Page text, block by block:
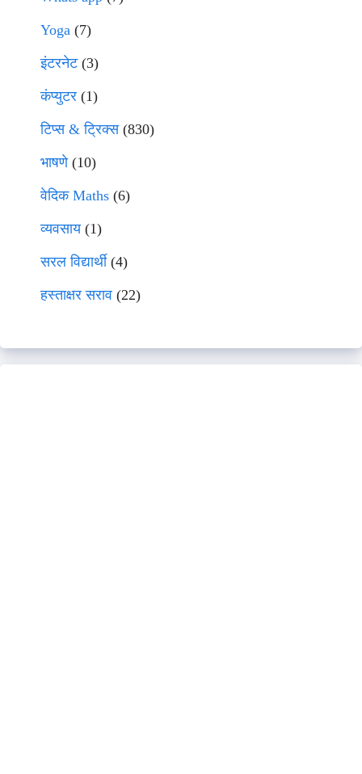
Yoga (7)
इंटरनेट(3)
कंप्युटर (1)
टिप्स & ट्रिक्स(830)
भाषणे(10)
वेदिक Maths (6)
व्यवसाय(1)
सरल विद्यार्थी(4)
हस्ताक्षर सराव (22)